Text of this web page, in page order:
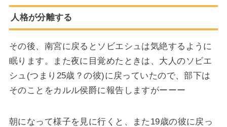
人格が分離する
その後、南宮に戻るとソビエシュは気絶するように
眠ります。また夜に目覚めたときは、大人のソビエ
シュ(つまり25歳？の彼)に戻っていたので、部下は
そのことをカルル侯爵に報告しますがーーー
朝になって様子を見に行くと、また19歳の彼に戻っ